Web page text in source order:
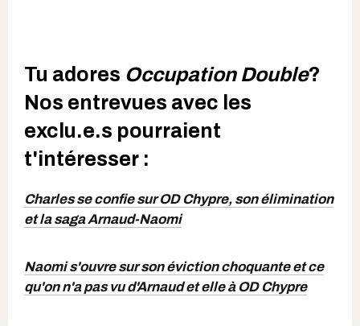
Tu adores Occupation Double?
Nos entrevues avec les
exclu.e.s pourraient
t'intéresser :
Charles se confie sur OD Chypre, son élimination
et la saga Arnaud-Naomi
Naomi s'ouvre sur son éviction choquante et ce
qu'on n'a pas vu d'Arnaud et elle à OD Chypre